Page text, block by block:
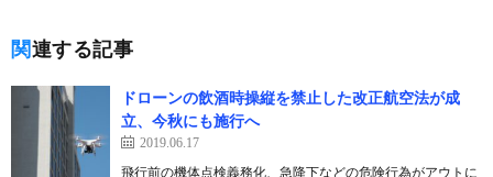
関連する記事
ドローンの飲酒時操縦を禁止した改正航空法が成
立、今秋にも施行へ
2019.06.17
飛行前の機体点検義務化、急降下などの危険行為がアウトに